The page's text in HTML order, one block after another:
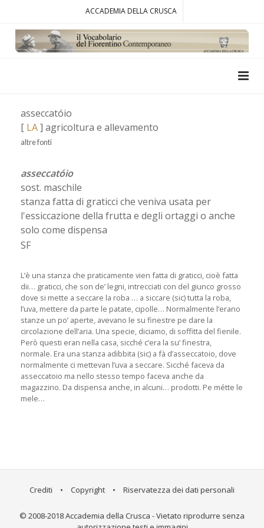
ACCADEMIA DELLA CRUSCA
asseccatóio
[ LA] agricoltura e allevamento
altre fonti
asseccatóio
sost. maschile
stanza fatta di graticci che veniva usata per
l'essiccazione della frutta e degli ortaggi o anche
solo come dispensa
SF
L’è una stanza che praticamente vien fatta di graticci, cioè fatta
dii… graticci, che son de’ legni, intrecciati con del giunco grosso
dove si mette a seccare la roba … a siccare (sic) tutta la roba,
l’uva, mettere da parte le patate, cipolle… Normalmente l’erano
stanze un po’ aperte, avevano le su finestre pe dare la
circolazione dell’aria. Una specie, diciamo, di soffitta del fienile.
Però questi eran nella casa, sicché c’era la su’ finestra,
normale. Era una stanza adibbita (sic) a fà d’asseccatoio, dove
normalmente ci mettevan l’uva a seccare. Sicché faceva da
asseccatoio ma nello stesso tempo faceva anche da
magazzino. Da dispensa anche, in alcuni… prodotti. Pe métte le
mele…
Crediti • Copyright • Riservatezza dei dati personali
© 2008-2018 Accademia della Crusca - Vietato riprodurre senza